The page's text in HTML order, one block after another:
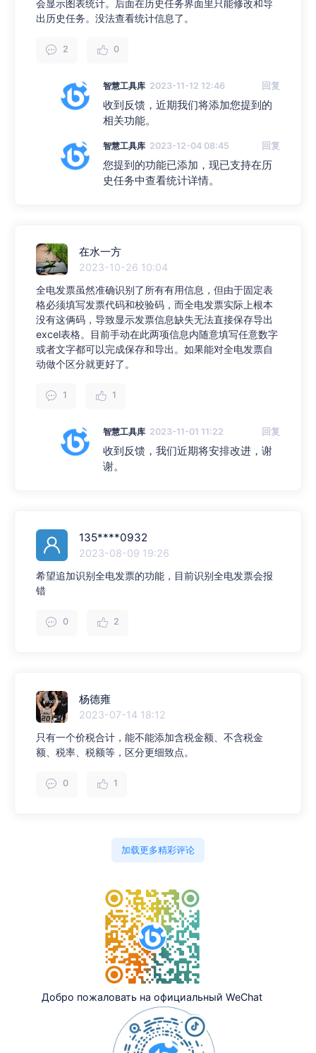
会显示图表统计。后面在历史任务界面里只能修改和导
出历史任务。没法查看统计信息了。
2 0
智慧工具库 2023-11-12 12:46 回复
收到反馈，近期我们将添加您提到的
相关功能。
智慧工具库 2023-12-04 08:45 回复
您提到的功能已添加，现已支持在历
史任务中查看统计详情。
在水一方
2023-10-26 10:04
全电发票虽然准确识别了所有有用信息，但由于固定表
格必须填写发票代码和校验码，而全电发票实际上根本
没有这俩码，导致显示发票信息缺失无法直接保存导出
excel表格。目前手动在此两项信息内随意填写任意数字
或者文字都可以完成保存和导出。如果能对全电发票自
动做个区分就更好了。
1 1
智慧工具库 2023-11-01 11:22 回复
收到反馈，我们近期将安排改进，谢
谢。
135****0932
2023-08-09 19:26
希望追加识别全电发票的功能，目前识别全电发票会报
错
0 2
杨德雍
2023-07-14 18:12
只有一个价税合计，能不能添加含税金额、不含税金
额、税率、税额等，区分更细致点。
0 1
加载更多精彩评论
Добро пожаловать на официальный WeChat